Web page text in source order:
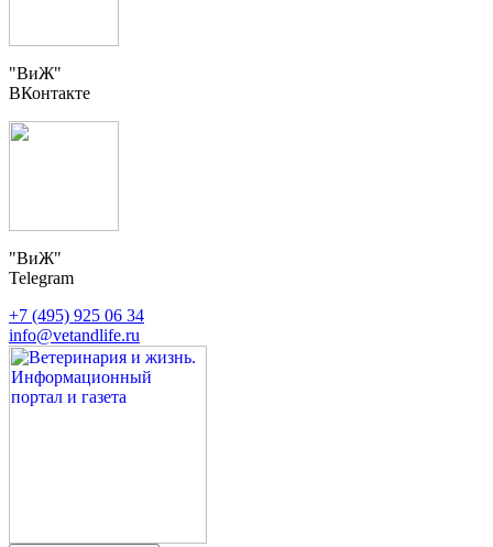
"ВиЖ"
ВКонтакте
"ВиЖ"
Telegram
+7 (495) 925 06 34
info@vetandlife.ru